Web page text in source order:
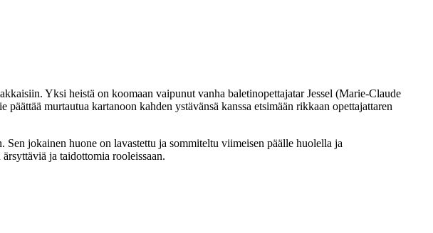
Yksi heistä on koomaan vaipunut vanha baletinopettajatar Jessel (Marie-Claude
murtautua kartanoon kahden ystävänsä kanssa etsimään rikkaan opettajattaren
jokainen huone on lavastettu ja sommiteltu viimeisen päälle huolella ja
ja taidottomia rooleissaan.